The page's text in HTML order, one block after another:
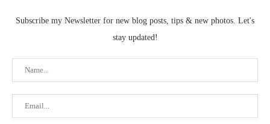
Subscribe my Newsletter for new blog posts, tips & new photos. Let's
stay updated!